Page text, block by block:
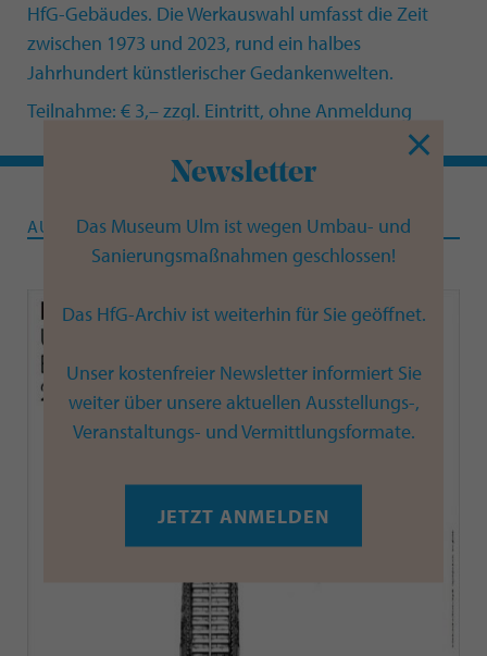
HfG-Gebäudes. Die Werkauswahl umfasst die Zeit
zwischen 1973 und 2023, rund ein halbes
Jahrhundert künstlerischer Gedankenwelten.
Teilnahme: € 3,– zzgl. Eintritt, ohne Anmeldung
AUSSTELLUNG
Newsletter
Das Museum Ulm ist wegen Umbau- und
Sanierungsmaßnahmen geschlossen!
Das HfG-Archiv ist weiterhin für Sie geöffnet.
Unser kostenfreier Newsletter informiert Sie
weiter über unsere aktuellen Ausstellungs-,
Veranstaltungs- und Vermittlungsformate.
JETZT ANMELDEN